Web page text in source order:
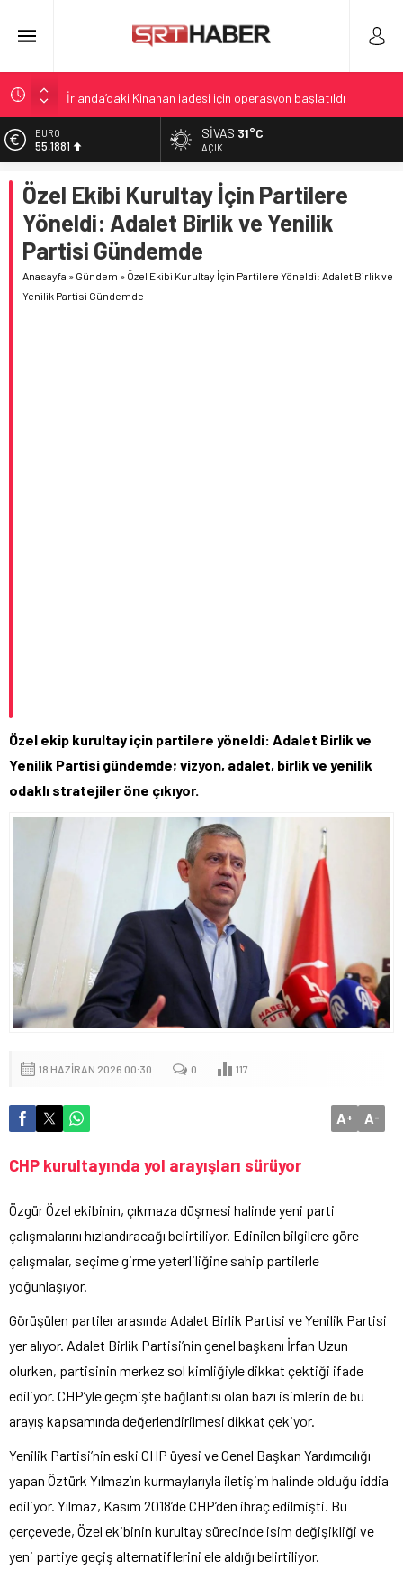
İrlanda’daki Kinahan iadesi için operasyon başlatıldı
Cansever vefatı sanat dünyasında derin üzüntü
Ceuta’da Evine Giren Şüpheli Yakalandı: Travma Yaratan
Olay
Cansever hayatını kaybetti: Lösemili usta sanatçı son
anlarını paylaştı
Kinahan’ın İadesiyle İlgili Kritik Gelişme
ALTIN
6.660,55
13.779,39
DOLAR
47,7111
55,1881
SIVAS 31°C
AÇIK
Özel Ekibi Kurultay İçin Partilere
Yöneldi: Adalet Birlik ve Yenilik
Partisi Gündemde
Anasayfa » Gündem » Özel Ekibi Kurultay İçin Partilere Yöneldi: Adalet Birlik ve
Yenilik Partisi Gündemde
Özel ekip kurultay için partilere yöneldi: Adalet Birlik ve
Yenilik Partisi gündemde; vizyon, adalet, birlik ve yenilik
odaklı stratejiler öne çıkıyor.
18 HAZIRAN 2026 00:30 0 117
A+ A-
CHP kurultayında yol arayışları sürüyor
Özgür Özel ekibinin, çıkmaza düşmesi halinde yeni parti
çalışmalarını hızlandıracağı belirtiliyor. Edinilen bilgilere göre
çalışmalar, seçime girme yeterliliğine sahip partilerle
yoğunlaşıyor.
Görüşülen partiler arasında Adalet Birlik Partisi ve Yenilik Partisi
yer alıyor. Adalet Birlik Partisi’nin genel başkanı İrfan Uzun
olurken, partisinin merkez sol kimliğiyle dikkat çektiği ifade
ediliyor. CHP’yle geçmişte bağlantısı olan bazı isimlerin de bu
arayış kapsamında değerlendirilmesi dikkat çekiyor.
Yenilik Partisi’nin eski CHP üyesi ve Genel Başkan Yardımcılığı
yapan Öztürk Yılmaz’ın kurmaylarıyla iletişim halinde olduğu iddia
ediliyor. Yılmaz, Kasım 2018’de CHP’den ihraç edilmişti. Bu
çerçevede, Özel ekibinin kurultay sürecinde isim değişikliği ve
yeni partiye geçiş alternatiflerini ele aldığı belirtiliyor.